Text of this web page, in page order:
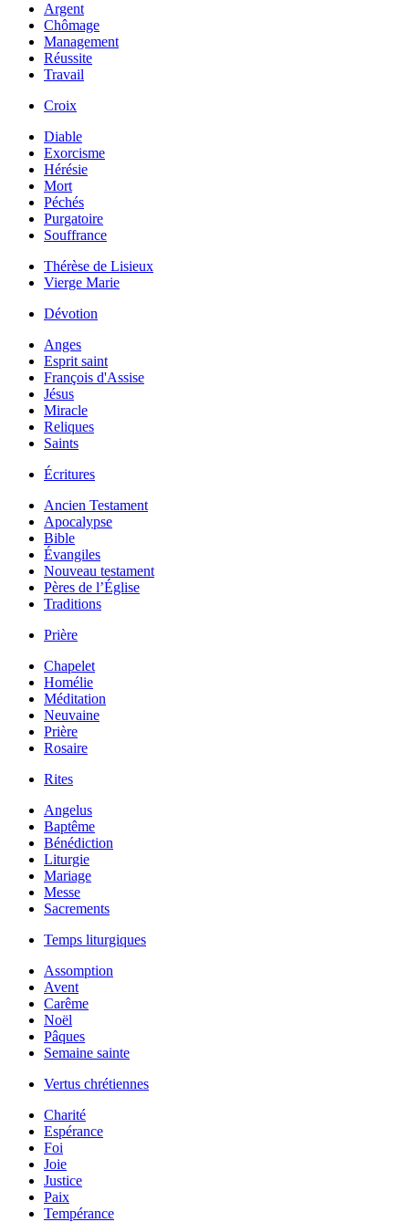
Argent
Chômage
Management
Réussite
Travail
Croix
Diable
Exorcisme
Hérésie
Mort
Péchés
Purgatoire
Souffrance
Thérèse de Lisieux
Vierge Marie
Dévotion
Anges
Esprit saint
François d'Assise
Jésus
Miracle
Reliques
Saints
Écritures
Ancien Testament
Apocalypse
Bible
Évangiles
Nouveau testament
Pères de l’Église
Traditions
Prière
Chapelet
Homélie
Méditation
Neuvaine
Prière
Rosaire
Rites
Angelus
Baptême
Bénédiction
Liturgie
Mariage
Messe
Sacrements
Temps liturgiques
Assomption
Avent
Carême
Noël
Pâques
Semaine sainte
Vertus chrétiennes
Charité
Espérance
Foi
Joie
Justice
Paix
Tempérance